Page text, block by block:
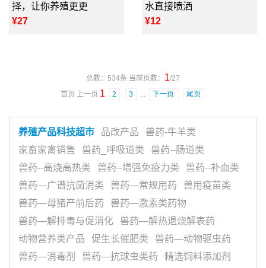
择，让你养殖更更
¥27
水直接喷洒
¥12
总数：534条 当前页数： 1/27
首页 上一页 1 2 3 下一页 尾页
养殖产品科技超市 品改产品
兽药-牛羊类
家畜家禽销售
兽药_呼吸道类
兽药--肠道类
兽药--高烧高热类
兽药--增强免疫力类
兽药--补血类
兽药—广谱抗菌消类
兽药—常规用药
兽用疫苗类
兽药—母猪产前后药
兽药—激素类药物
兽药—解排毒与促消化
兽药—解热退烧解表药
动物营养类产品
促生长催肥类
兽药—动物驱虫药
兽药—消毒剂
兽药—抗球虫类药
精选饲料添加剂